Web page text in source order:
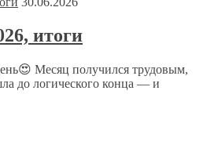
Политика конфиденциальности
итоги
Месяц получился трудовым,
до логического конца — и